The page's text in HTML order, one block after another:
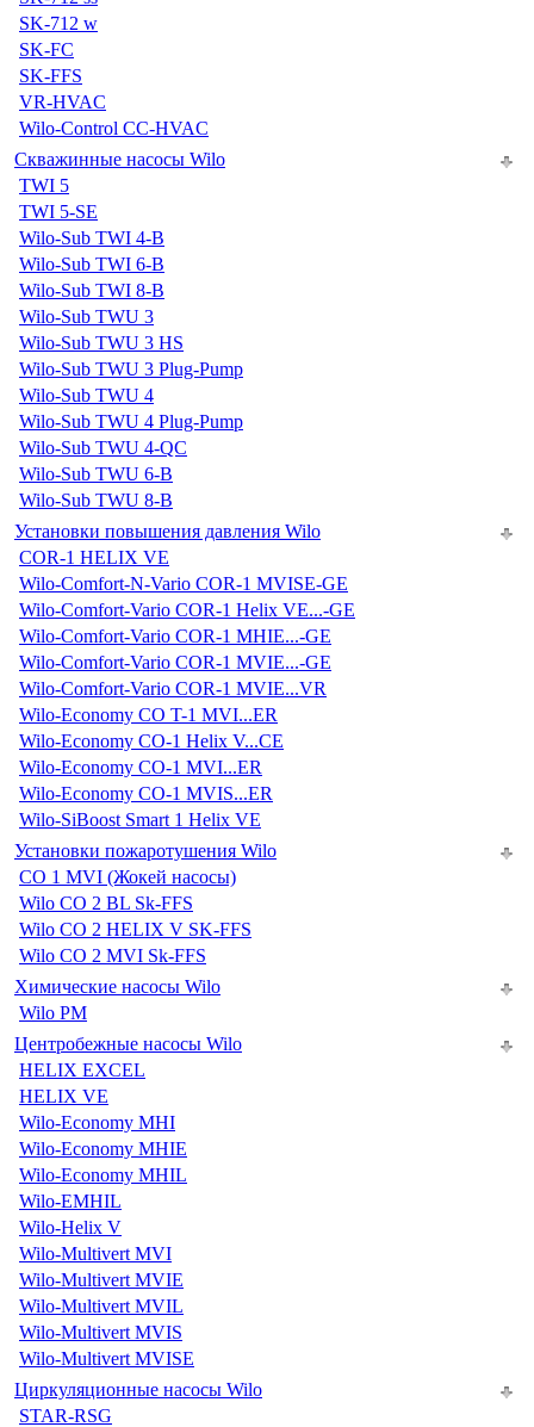
SK-712 w
SK-FC
SK-FFS
VR-HVAC
Wilo-Control CC-HVAC
Скважинные насосы Wilo
TWI 5
TWI 5-SE
Wilo-Sub TWI 4-B
Wilo-Sub TWI 6-B
Wilo-Sub TWI 8-B
Wilo-Sub TWU 3
Wilo-Sub TWU 3 HS
Wilo-Sub TWU 3 Plug-Pump
Wilo-Sub TWU 4
Wilo-Sub TWU 4 Plug-Pump
Wilo-Sub TWU 4-QC
Wilo-Sub TWU 6-B
Wilo-Sub TWU 8-B
Установки повышения давления Wilo
COR-1 HELIX VE
Wilo-Comfort-N-Vario COR-1 MVISE-GE
Wilo-Comfort-Vario COR-1 Helix VE...-GE
Wilo-Comfort-Vario COR-1 MHIE...-GE
Wilo-Comfort-Vario COR-1 MVIE...-GE
Wilo-Comfort-Vario COR-1 MVIE...VR
Wilo-Economy CO T-1 MVI...ER
Wilo-Economy CO-1 Helix V...CE
Wilo-Economy CO-1 MVI...ER
Wilo-Economy CO-1 MVIS...ER
Wilo-SiBoost Smart 1 Helix VE
Установки пожаротушения Wilo
CO 1 MVI (Жокей насосы)
Wilo CO 2 BL Sk-FFS
Wilo CO 2 HELIX V SK-FFS
Wilo CO 2 MVI Sk-FFS
Химические насосы Wilo
Wilo PM
Центробежные насосы Wilo
HELIX EXCEL
HELIX VE
Wilo-Economy MHI
Wilo-Economy MHIE
Wilo-Economy MHIL
Wilo-EMHIL
Wilo-Helix V
Wilo-Multivert MVI
Wilo-Multivert MVIE
Wilo-Multivert MVIL
Wilo-Multivert MVIS
Wilo-Multivert MVISE
Циркуляционные насосы Wilo
STAR-RSG